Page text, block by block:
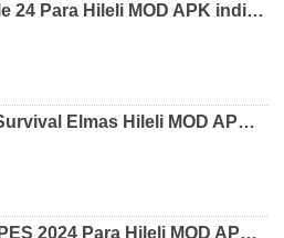
FIFA Mobile 24 Para Hileli MOD APK indir [v20.1.02]
Whiteout Survival Elmas Hileli MOD APK indir [v1.13.1]
eFootball PES 2024 Para Hileli MOD APK indir [v8.2.0]